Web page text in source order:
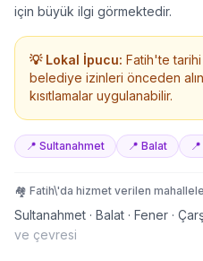
için büyük ilgi görmektedir.
💡 Lokal İpucu: Fatih'te
belediye izinleri önceden
kısıtlamalar uygulanabilir.
📍 Sultanahmet 📍 Balat 📍
🏘️ Fatih\'da hizmet verilen
Sultanahmet · Balat · Fener ·
ve çevresi